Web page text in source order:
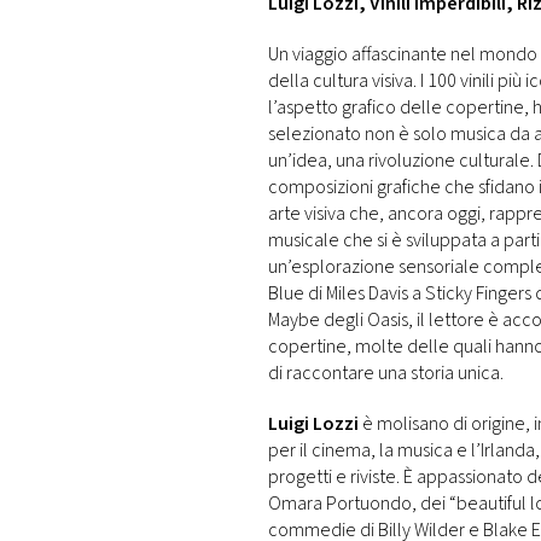
Un viaggio affascinante nel
della cultura visiva. I 100 vinili più
l’aspetto grafico delle copertine,
selezionato non è solo musica da
un’idea, una rivoluzione
composizioni grafiche che
arte visiva che, ancora oggi,
musicale che si è sviluppata a
un’esplorazione sensoriale
Blue di Miles Davis a Sticky
Maybe degli Oasis, il lettore è
copertine, molte delle quali
di raccontare una storia unica.
Luigi Lozzi è molisano di origine,
per il cinema, la musica e
progetti e riviste. È appassionato
Omara Portuondo, dei “beautiful
commedie di Billy Wilder e Blake